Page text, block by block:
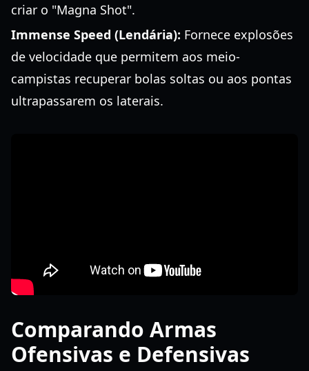
criar o "Magna Shot".
Immense Speed (Lendária): Fornece explosões
de velocidade que permitem aos meio-
campistas recuperar bolas soltas ou aos pontas
ultrapassarem os laterais.
Comparando Armas
Ofensivas e Defensivas